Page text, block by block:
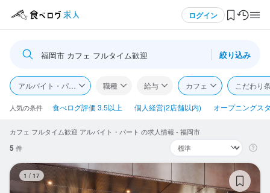
ログイン
ログイン・無料会員登録
食べログ求人TOP
求人検索
閲覧履歴
福岡市 カフェ フルタイム歓迎 絞り込み
アルバイト・パート 職種 給与 カフェ こだわり
人気の条件 食べログ評価 3.5以上 個人経営(2店舗以内) オープニングス
カフェ フルタイム歓迎 アルバイト・パート の求人情報 - 福岡市
5 件
1 / 17